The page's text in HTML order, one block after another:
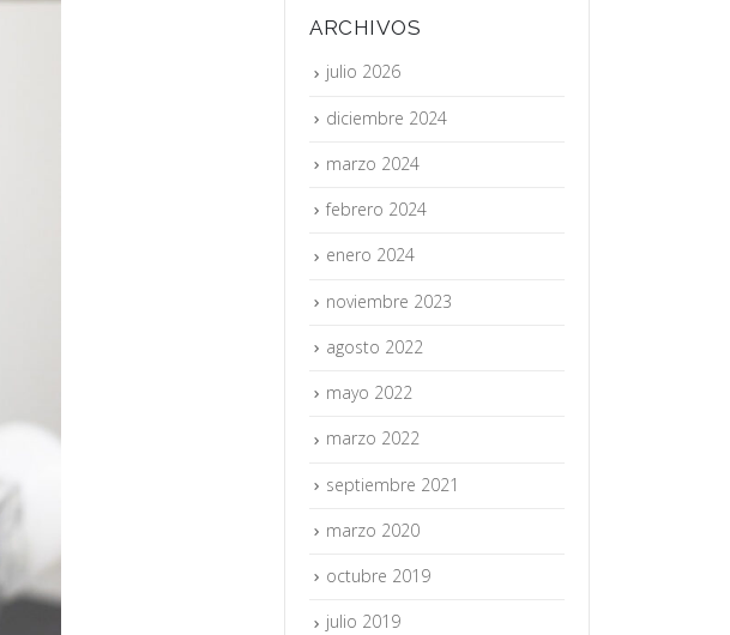
ARCHIVOS
julio 2026
diciembre 2024
marzo 2024
febrero 2024
enero 2024
noviembre 2023
agosto 2022
mayo 2022
marzo 2022
septiembre 2021
marzo 2020
octubre 2019
julio 2019